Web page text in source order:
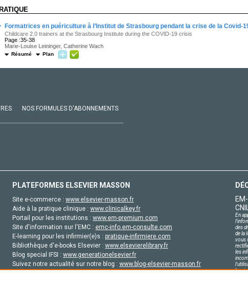
Formatrices en puériculture à l’Institut de Strasbourg pendant la crise de la Covid-
Childcare 2.0 trainers at the Strasbourg Institute during the COVID-19 crisis
Page :35-38
Marie-Louise Leininger, Catherine Wach
Résumé Plan
NOS FORMULES D'ABONNEMENTS
PLATEFORMES ELSEVIER MASSON
Site e-commerce : www.elsevier-masson.fr
Aide à la pratique clinique : www.clinicalkey.fr
Portail pour les institutions : www.em-premium.com
Site d'information sur l'EMC : emc-info.em-consulte.com
E-learning pour les infirmier(e)s : pratique-infirmiere.com
Bibliothèque d'e-books Elsevier : www.elsevierelibrary.fr
Blog special IFSI : www.generationelsevier.fr
Suivez notre actualité sur notre blog : www.blog-elsevier-masson.fr
En
des
de la
vous
les
Les